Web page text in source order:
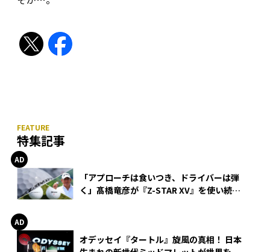
特集記事
「アプローチは食いつき、ドライバーは弾
く」髙橋竜彦が『Z-STAR XV』を使い続け
オデッセイ『タートル』旋風の真相！ 日本